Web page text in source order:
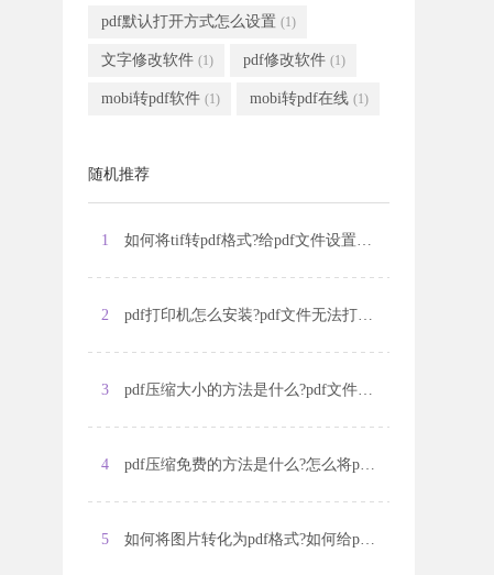
pdf默认打开方式怎么设置 (1)
文字修改软件 (1) pdf修改软件 (1)
mobi转pdf软件 (1) mobi转pdf在线 (1)
随机推荐
1 如何将tif转pdf格式?给pdf文件设置隐私的方法是什么?
2 pdf打印机怎么安装?pdf文件无法打开怎么办?
3 pdf压缩大小的方法是什么?pdf文件怎么转换为ppt格式?
4 pdf压缩免费的方法是什么?怎么将pdf文件合并?
5 如何将图片转化为pdf格式?如何给pdf文件添加水印?